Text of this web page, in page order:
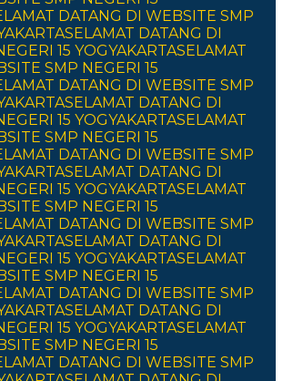
DATANG DI WEBSITE SMP
SELAMAT DATANG DI
15 YOGYAKARTASELAMAT
SMP NEGERI 15
DATANG DI WEBSITE SMP
SELAMAT DATANG DI
15 YOGYAKARTASELAMAT
SMP NEGERI 15
DATANG DI WEBSITE SMP
SELAMAT DATANG DI
15 YOGYAKARTASELAMAT
SMP NEGERI 15
DATANG DI WEBSITE SMP
SELAMAT DATANG DI
15 YOGYAKARTASELAMAT
SMP NEGERI 15
DATANG DI WEBSITE SMP
SELAMAT DATANG DI
15 YOGYAKARTASELAMAT
SMP NEGERI 15
DATANG DI WEBSITE SMP